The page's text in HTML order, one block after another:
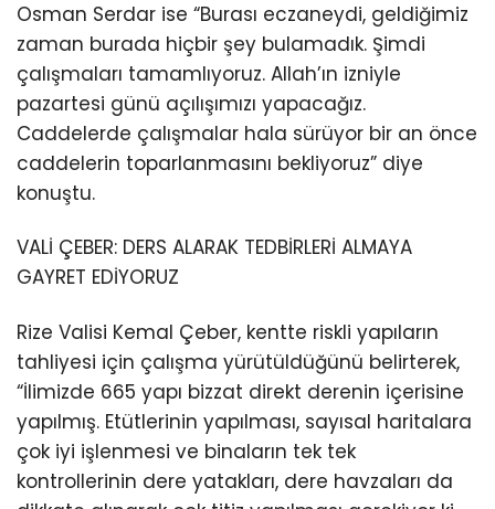
Osman Serdar ise “Burası eczaneydi, geldiğimiz
zaman burada hiçbir şey bulamadık. Şimdi
çalışmaları tamamlıyoruz. Allah’ın izniyle
pazartesi günü açılışımızı yapacağız.
Caddelerde çalışmalar hala sürüyor bir an önce
caddelerin toparlanmasını bekliyoruz” diye
konuştu.
VALİ ÇEBER: DERS ALARAK TEDBİRLERİ ALMAYA
GAYRET EDİYORUZ
Rize Valisi Kemal Çeber, kentte riskli yapıların
tahliyesi için çalışma yürütüldüğünü belirterek,
“İlimizde 665 yapı bizzat direkt derenin içerisine
yapılmış. Etütlerinin yapılması, sayısal haritalara
çok iyi işlenmesi ve binaların tek tek
kontrollerinin dere yatakları, dere havzaları da